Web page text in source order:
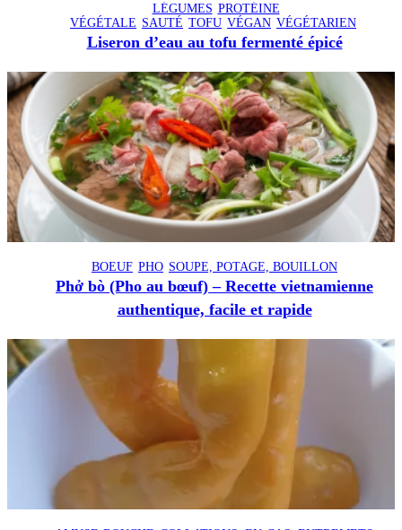
LÉGUMES PROTÉINE
VÉGÉTALE SAUTÉ TOFU VÉGAN VÉGÉTARIEN
Liseron d’eau au tofu fermenté épicé
BOEUF PHO SOUPE, POTAGE, BOUILLON
Phở bò (Pho au bœuf) – Recette vietnamienne
authentique, facile et rapide